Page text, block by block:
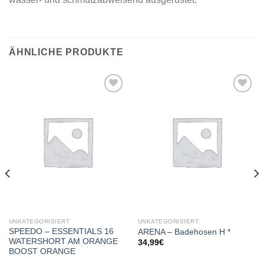
ÄHNLICHE PRODUKTE
UNKATEGORISIERT
SPEEDO – ESSENTIALS 16
WATERSHORT AM ORANGE
BOOST ORANGE
UNKATEGORISIERT
ARENA – Badehosen H *
34,99€